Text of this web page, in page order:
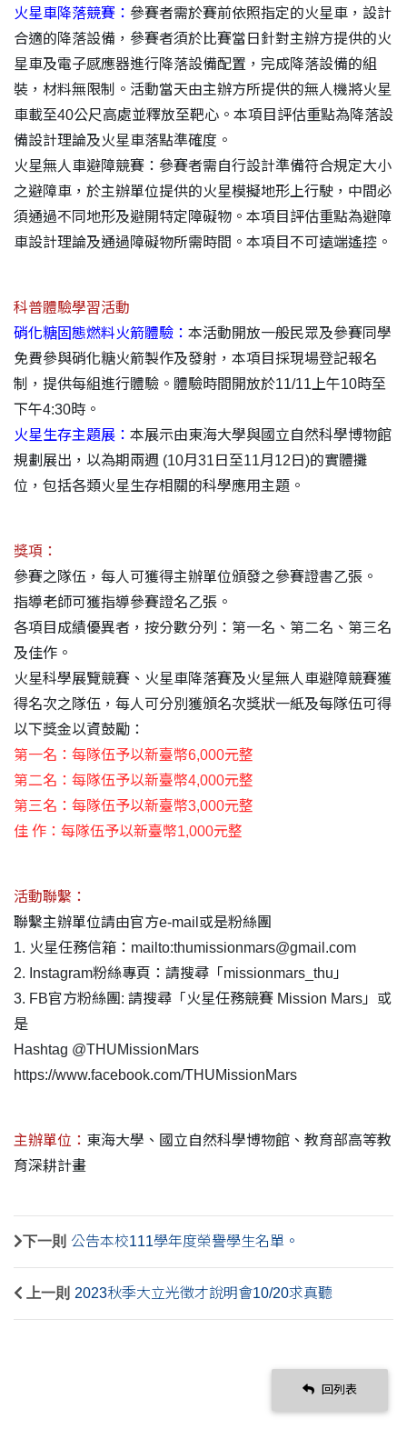
火星車降落競賽： 參賽者需於賽前依照指定的火星車，設計
合適的降落設備，參賽者須於比賽當日針對主辦方提供的火
星車及電子感應器進行降落設備配置，完成降落設備的組
裝，材料無限制。活動當天由主辦方所提供的無人機將火星
車載至40公尺高處並釋放至靶心。本項目評估重點為降落設
備設計理論及火星車落點準確度。
火星無人車避障競賽：參賽者需自行設計準備符合規定大小
之避障車，於主辦單位提供的火星模擬地形上行駛，中間必
須通過不同地形及避開特定障礙物。本項目評估重點為避障
車設計理論及通過障礙物所需時間。本項目不可遠端遙控。
科普體驗學習活動
硝化糖固態燃料火箭體驗： 本活動開放一般民眾及參賽同學
免費參與硝化糖火箭製作及發射，本項目採現場登記報名
制，提供每組進行體驗。體驗時間開放於11/11上午10時至
下午4:30時。
火星生存主題展： 本展示由東海大學與國立自然科學博物館
規劃展出，以為期兩週 (10月31日至11月12日)的實體攤
位，包括各類火星生存相關的科學應用主題。
獎項：
參賽之隊伍，每人可獲得主辦單位頒發之參賽證書乙張。
指導老師可獲指導參賽證名乙張。
各項目成績優異者，按分數分列：第一名、第二名、第三名
及佳作。
火星科學展覽競賽、火星車降落賽及火星無人車避障競賽獲
得名次之隊伍，每人可分別獲頒名次獎狀一紙及每隊伍可得
以下獎金以資鼓勵：
第一名：每隊伍予以新臺幣6,000元整
第二名：每隊伍予以新臺幣4,000元整
第三名：每隊伍予以新臺幣3,000元整
佳 作：每隊伍予以新臺幣1,000元整
活動聯繫：
聯繫主辦單位請由官方e-mail或是粉絲團
1. 火星任務信箱：mailto:thumissionmars@gmail.com
2. Instagram粉絲專頁：請搜尋「missionmars_thu」
3. FB官方粉絲團: 請搜尋「火星任務競賽 Mission Mars」或
是
Hashtag @THUMissionMars
https://www.facebook.com/THUMissionMars
主辦單位： 東海大學、國立自然科學博物館、教育部高等教
育深耕計畫
下一則 公告本校111學年度榮譽學生名單。
上一則 2023秋季大立光徵才說明會10/20求真聽
回列表